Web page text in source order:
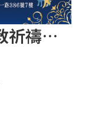
2025 禧年 榮總天主教祈禱室 聖誕節報佳音 音樂會